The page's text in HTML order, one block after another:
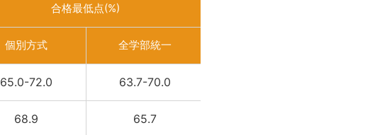
合格最低点(%)
個別方式 全学部統一
65.0-72.0 63.7-70.0
68.9 65.7